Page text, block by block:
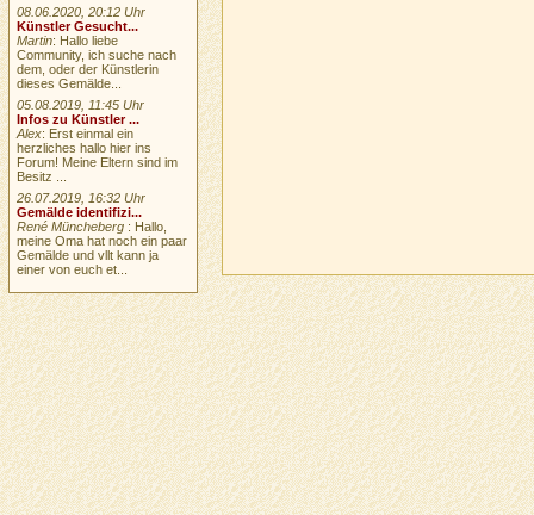
08.06.2020, 20:12 Uhr
Künstler Gesucht...
Martin: Hallo liebe
Community, ich suche nach
dem, oder der Künstlerin
dieses Gemälde...
05.08.2019, 11:45 Uhr
Infos zu Künstler ...
Alex: Erst einmal ein
herzliches hallo hier ins
Forum! Meine Eltern sind im
Besitz ...
26.07.2019, 16:32 Uhr
Gemälde identifizi...
René Müncheberg : Hallo,
meine Oma hat noch ein paar
Gemälde und vllt kann ja
einer von euch et...